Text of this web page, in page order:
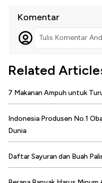
Komentar
Tulis Komentar
Related
7 Makanan Ampuh untuk
Indonesia Produsen No.1
Dunia
Daftar Sayuran dan Buah